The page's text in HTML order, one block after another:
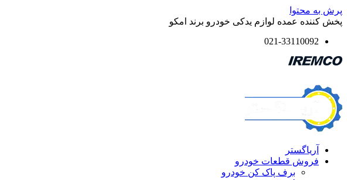
پرش به محتوا
پخش کننده عمده لوازم یدکی خودرو برند امکو
021-33110092
آریاگستر
فروش قطعات خودرو
برف پاک کن خودرو